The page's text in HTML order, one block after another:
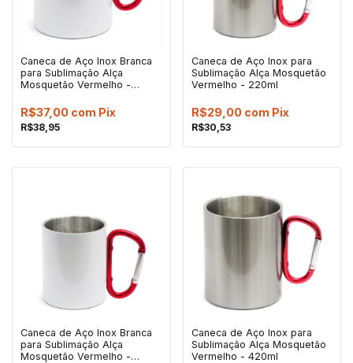
Caneca de Aço Inox Branca
para Sublimação Alça
Mosquetão Vermelho -
R$38,95
R$37,00 com Pix
Caneca de Aço Inox para
Sublimação Alça Mosquetão
Vermelho - 220ml
R$30,53
R$29,00 com Pix
Caneca de Aço Inox Branca
para Sublimação Alça
Mosquetão Vermelho -
Caneca de Aço Inox para
Sublimação Alça Mosquetão
Vermelho - 420ml